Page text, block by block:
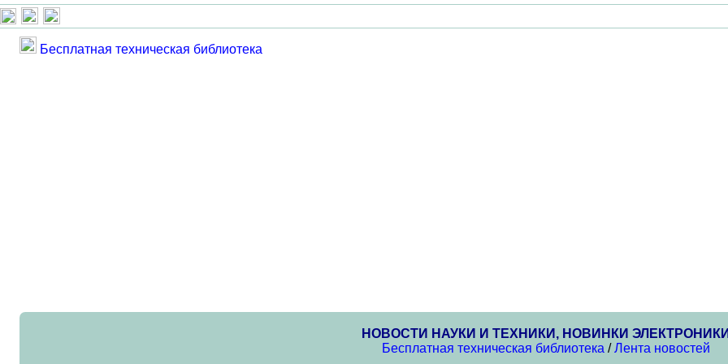
Бесплатная техническая библиотека
НОВОСТИ НАУКИ И ТЕХНИКИ, НОВИНКИ
Бесплатная техническая библиотека /Лента новостей